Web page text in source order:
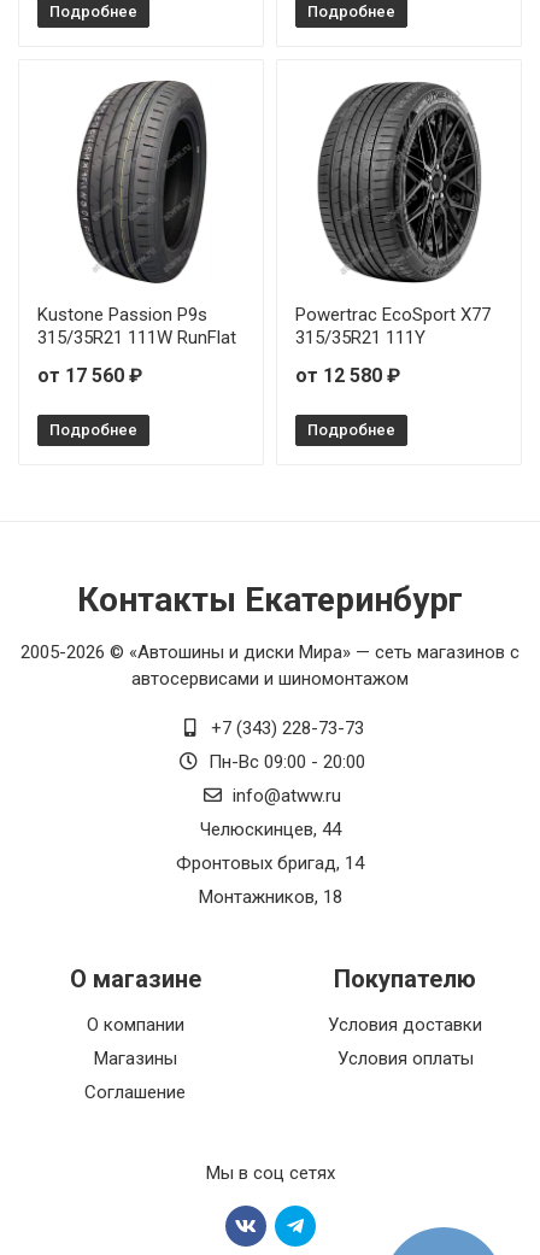
Подробнее Подробнее
Kustone Passion P9s
315/35R21 111W RunFlat
от 17 560 ₽
Подробнее
Powertrac EcoSport X77
315/35R21 111Y
от 12 580 ₽
Подробнее
Контакты Екатеринбург
2005-2026 © «Автошины и диски Мира» — сеть магазинов с
автосервисами и шиномонтажом
+7 (343) 228-73-73
Пн-Вс 09:00 - 20:00
info@atww.ru
Челюскинцев, 44
Фронтовых бригад, 14
Монтажников, 18
О магазине
О компании
Магазины
Соглашение
Покупателю
Условия доставки
Условия оплаты
Мы в соц сетях